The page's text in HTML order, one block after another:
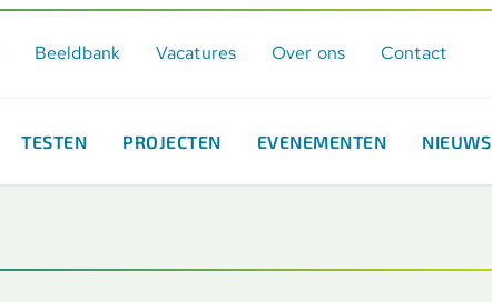
Beeldbank Vacatures Over ons Contact
TESTEN PROJECTEN EVENEMENTEN NIEUWS